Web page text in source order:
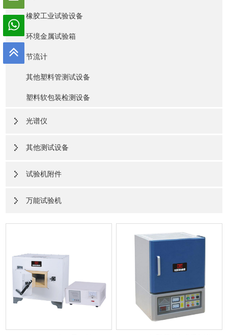
橡胶工业试验设备
环境金属试验箱
节流计
其他塑料管测试设备
塑料软包装检测设备
光谱仪
其他测试设备
试验机附件
万能试验机